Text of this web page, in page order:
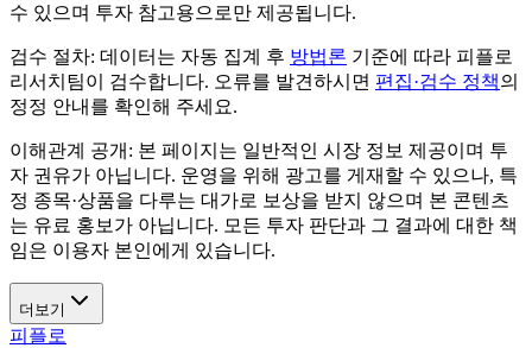
수 있으며 투자 참고용으로만 제공됩니다.
검수 절차: 데이터는 자동 집계 후 방법론 기준에 따라 피플로
리서치팀이 검수합니다. 오류를 발견하시면 편집·검수 정책의
정정 안내를 확인해 주세요.
이해관계 공개: 본 페이지는 일반적인 시장 정보 제공이며 투
자 권유가 아닙니다. 운영을 위해 광고를 게재할 수 있으나, 특
정 종목·상품을 다루는 대가로 보상을 받지 않으며 본 콘텐츠
는 유료 홍보가 아닙니다. 모든 투자 판단과 그 결과에 대한 책
임은 이용자 본인에게 있습니다.
더보기
피플로